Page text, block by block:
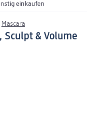
einkaufen
Mascara
Sculpt & Volume